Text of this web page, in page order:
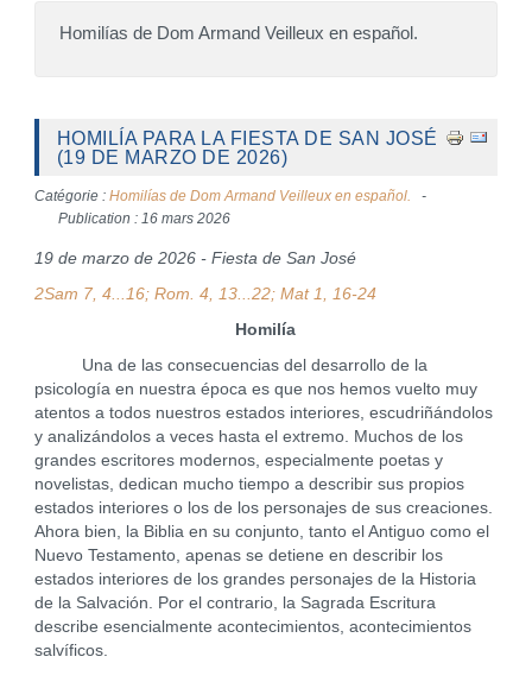
Homilías de Dom Armand Veilleux en español.
HOMILÍA PARA LA FIESTA DE SAN JOSÉ
(19 DE MARZO DE 2026)
Catégorie : Homilías de Dom Armand Veilleux en español.
Publication : 16 mars 2026
19 de marzo de 2026 - Fiesta de San José
2Sam 7, 4...16; Rom. 4, 13...22; Mat 1, 16-24
Homilía
Una de las consecuencias del desarrollo de la
psicología en nuestra época es que nos hemos vuelto muy
atentos a todos nuestros estados interiores, escudriñándolos
y analizándolos a veces hasta el extremo. Muchos de los
grandes escritores modernos, especialmente poetas y
novelistas, dedican mucho tiempo a describir sus propios
estados interiores o los de los personajes de sus creaciones.
Ahora bien, la Biblia en su conjunto, tanto el Antiguo como el
Nuevo Testamento, apenas se detiene en describir los
estados interiores de los grandes personajes de la Historia
de la Salvación. Por el contrario, la Sagrada Escritura
describe esencialmente acontecimientos, acontecimientos
salvíficos.